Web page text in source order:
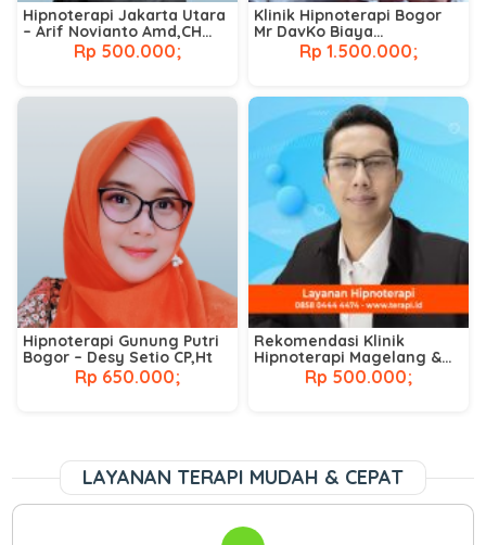
Hipnoterapi Jakarta Utara
– Arif Novianto Amd,CH
Cht,CT NNLP,Cpt.
Rp 500.000;
Klinik Hipnoterapi Bogor
Mr DavKo Biaya
Hipnoterapi Terdekat
Rp 1.500.000;
Hipnoterapi Gunung Putri
Bogor – Desy Setio CP,Ht
Rp 650.000;
Rekomendasi Klinik
Hipnoterapi Magelang &
Temanggung Terbaik
Rp 500.000;
LAYANAN TERAPI MUDAH & CEPAT